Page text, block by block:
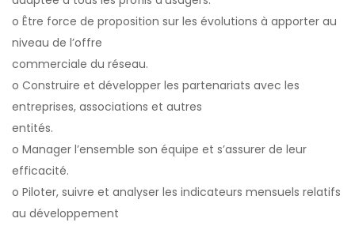
o Être force de proposition sur les évolutions à apporter au
niveau de l’offre
commerciale du réseau.
o Construire et développer les partenariats avec les
entreprises, associations et autres
entités.
o Manager l’ensemble son équipe et s’assurer de leur
efficacité.
o Piloter, suivre et analyser les indicateurs mensuels relatifs
au développement